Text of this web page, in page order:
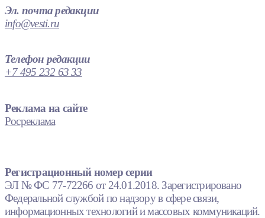
Эл. почта редакции
info@vesti.ru
Телефон редакции
+7 495 232 63 33
Реклама на сайте
Росреклама
Регистрационный номер серии
ЭЛ № ФС 77-72266 от 24.01.2018. Зарегистрировано
Федеральной службой по надзору в сфере связи,
информационных технологий и массовых коммуникаций.